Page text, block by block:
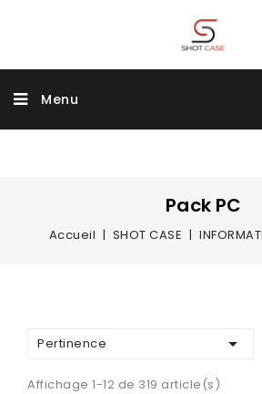
Menu
Pack PC
Accueil SHOT CASE
Pertinence 
Affichage 1-12 de 319 article(s)